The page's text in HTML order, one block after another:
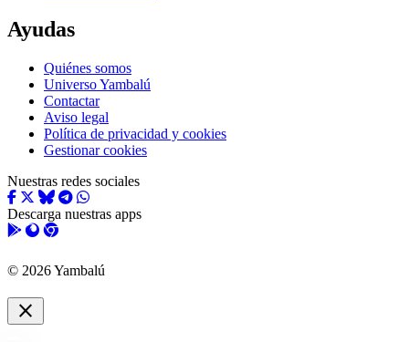
Ayudas
Quiénes somos
Universo Yambalú
Contactar
Aviso legal
Política de privacidad y cookies
Gestionar cookies
Nuestras redes sociales
Descarga nuestras apps
© 2026 Yambalú
close